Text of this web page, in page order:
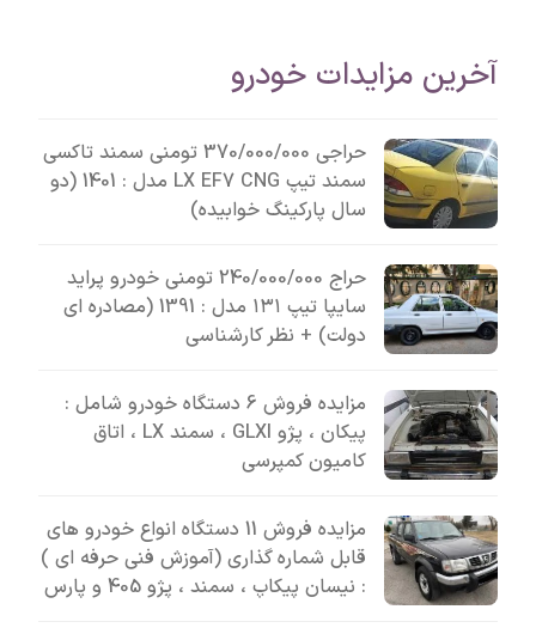
آخرین مزایدات خودرو
حراجی 370/000/000 تومنی سمند تاکسی
سمند تیپ LX EF7 CNG مدل : 1401 (دو
سال پارکینگ خوابیده)
حراج 240/000/000 تومنی خودرو پراید
سایپا تیپ ۱۳۱ مدل : 1391 (مصادره ای
دولت) + نظر کارشناسی
مزایده فروش 6 دستگاه خودرو شامل :
پیکان ، پژو GLXI ، سمند LX ، اتاق
کامیون کمپرسی
مزایده فروش 11 دستگاه انواع خودرو های
قابل شماره گذاری (آموزش فنی حرفه ای )
: نیسان پیکاپ ، سمند ، پژو 405 و پارس